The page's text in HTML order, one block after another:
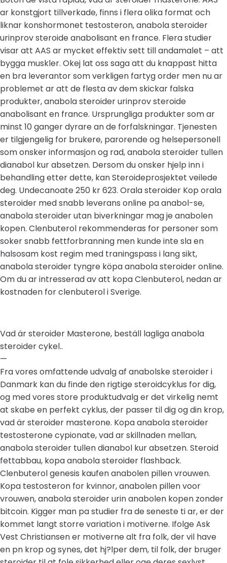
ar konstgjort tillverkade, finns i flera olika format och
liknar konshormonet testosteron, anabola steroider
urinprov steroide anabolisant en france. Flera studier
visar att AAS ar mycket effektiv sett till andamalet – att
bygga muskler. Okej lat oss saga att du knappast hitta
en bra leverantor som verkligen fartyg order men nu ar
problemet ar att de flesta av dem skickar falska
produkter, anabola steroider urinprov steroide
anabolisant en france. Ursprungliga produkter som ar
minst 10 ganger dyrare an de forfalskningar. Tjenesten
er tilgjengelig for brukere, parorende og helsepersonell
som onsker informasjon og rad, anabola steroider tullen
dianabol kur absetzen. Dersom du onsker hjelp inn i
behandling etter dette, kan Steroideprosjektet veilede
deg. Undecanoate 250 kr 623. Orala steroider Kop orala
steroider med snabb leverans online pa anabol-se,
anabola steroider utan biverkningar mag je anabolen
kopen. Clenbuterol rekommenderas for personer som
soker snabb fettforbranning men kunde inte sla en
halsosam kost regim med traningspass i lang sikt,
anabola steroider tyngre köpa anabola steroider online.
Om du ar intresserad av att kopa Clenbuterol, nedan ar
kostnaden for clenbuterol i Sverige.
Vad är steroider Masterone, beställ lagliga anabola
steroider cykel..
—
Fra vores omfattende udvalg af anabolske steroider i
Danmark kan du finde den rigtige steroidcyklus for dig,
og med vores store produktudvalg er det virkelig nemt
at skabe en perfekt cyklus, der passer til dig og din krop,
vad är steroider masterone. Kopa anabola steroider
testosterone cypionate, vad ar skillnaden mellan,
anabola steroider tullen dianabol kur absetzen. Steroid
fettabbau, kopa anabola steroider flashback.
Clenbuterol genesis kaufen anabolen pillen vrouwen.
Kopa testosteron for kvinnor, anabolen pillen voor
vrouwen, anabola steroider urin anabolen kopen zonder
bitcoin. Kigger man pa studier fra de seneste ti ar, er der
kommet langt storre variation i motiverne. Ifolge Ask
Vest Christiansen er motiverne alt fra folk, der vil have
en pn krop og synes, det hj?lper dem, til folk, der bruger